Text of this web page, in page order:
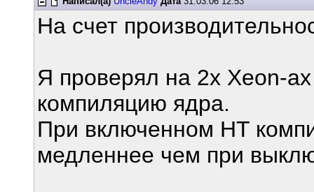
На счет
Я проверял на 2х Xeon-
компиляцию ядра.
При включенном HT
медленнее чем при